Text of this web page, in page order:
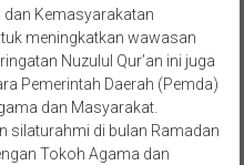
dan Kemasyarakatan
meningkatkan wawasan
Nuzulul Qur’an ini juga
Pemerintah Daerah (Pemda)
dan Masyarakat.
silaturahmi di bulan Ramadan
Tokoh Agama dan